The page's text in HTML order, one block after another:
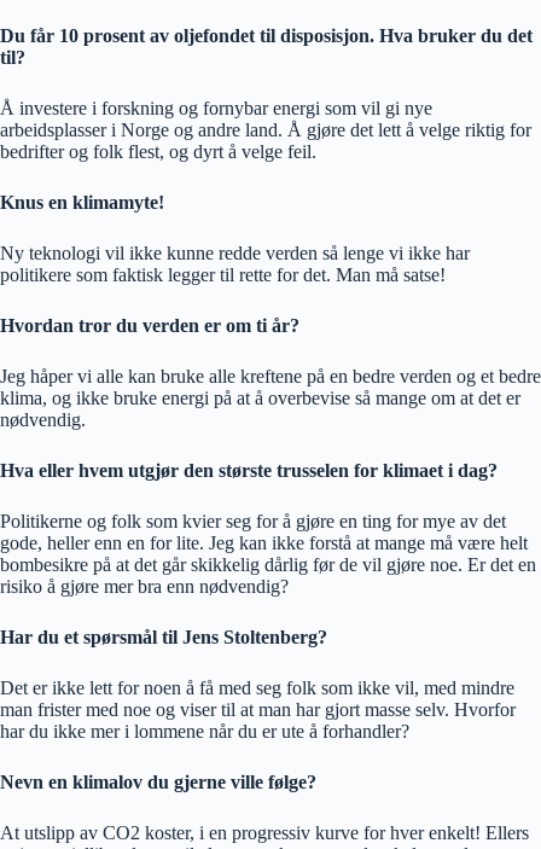
Du får 10 prosent av oljefondet til disposisjon. Hva bruker du det
til?
Å investere i forskning og fornybar energi som vil gi nye
arbeidsplasser i Norge og andre land. Å gjøre det lett å velge riktig for
bedrifter og folk flest, og dyrt å velge feil.
Knus en klimamyte!
Ny teknologi vil ikke kunne redde verden så lenge vi ikke har
politikere som faktisk legger til rette for det. Man må satse!
Hvordan tror du verden er om ti år?
Jeg håper vi alle kan bruke alle kreftene på en bedre verden og et bedre
klima, og ikke bruke energi på at å overbevise så mange om at det er
nødvendig.
Hva eller hvem utgjør den største trusselen for klimaet i dag?
Politikerne og folk som kvier seg for å gjøre en ting for mye av det
gode, heller enn en for lite. Jeg kan ikke forstå at mange må være helt
bombesikre på at det går skikkelig dårlig før de vil gjøre noe. Er det en
risiko å gjøre mer bra enn nødvendig?
Har du et spørsmål til Jens Stoltenberg?
Det er ikke lett for noen å få med seg folk som ikke vil, med mindre
man frister med noe og viser til at man har gjort masse selv. Hvorfor
har du ikke mer i lommene når du er ute å forhandler?
Nevn en klimalov du gjerne ville følge?
At utslipp av CO2 koster, i en progressiv kurve for hver enkelt! Ellers